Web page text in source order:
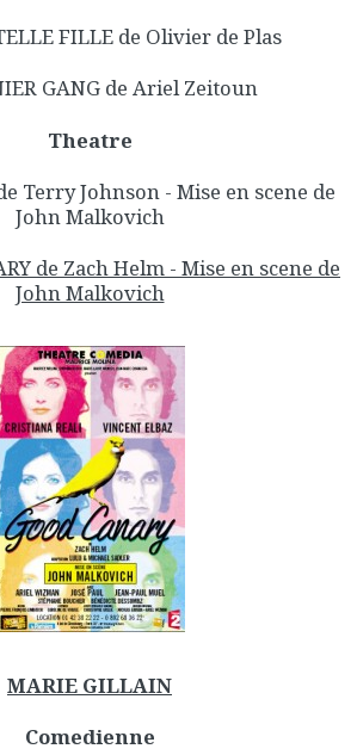
FILLE de Olivier de Plas
GANG de Ariel Zeitoun
Theatre
Terry Johnson - Mise en scene de
John Malkovich
de Zach Helm - Mise en scene de
John Malkovich
MARIE GILLAIN
Comedienne